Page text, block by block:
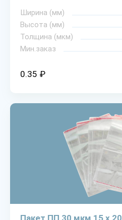
Ширина (мм)
Высота (мм)
Толщина (мкм)
Мин.заказ
0.35 ₽
Пакет ПП 30 мкм 15 х 20